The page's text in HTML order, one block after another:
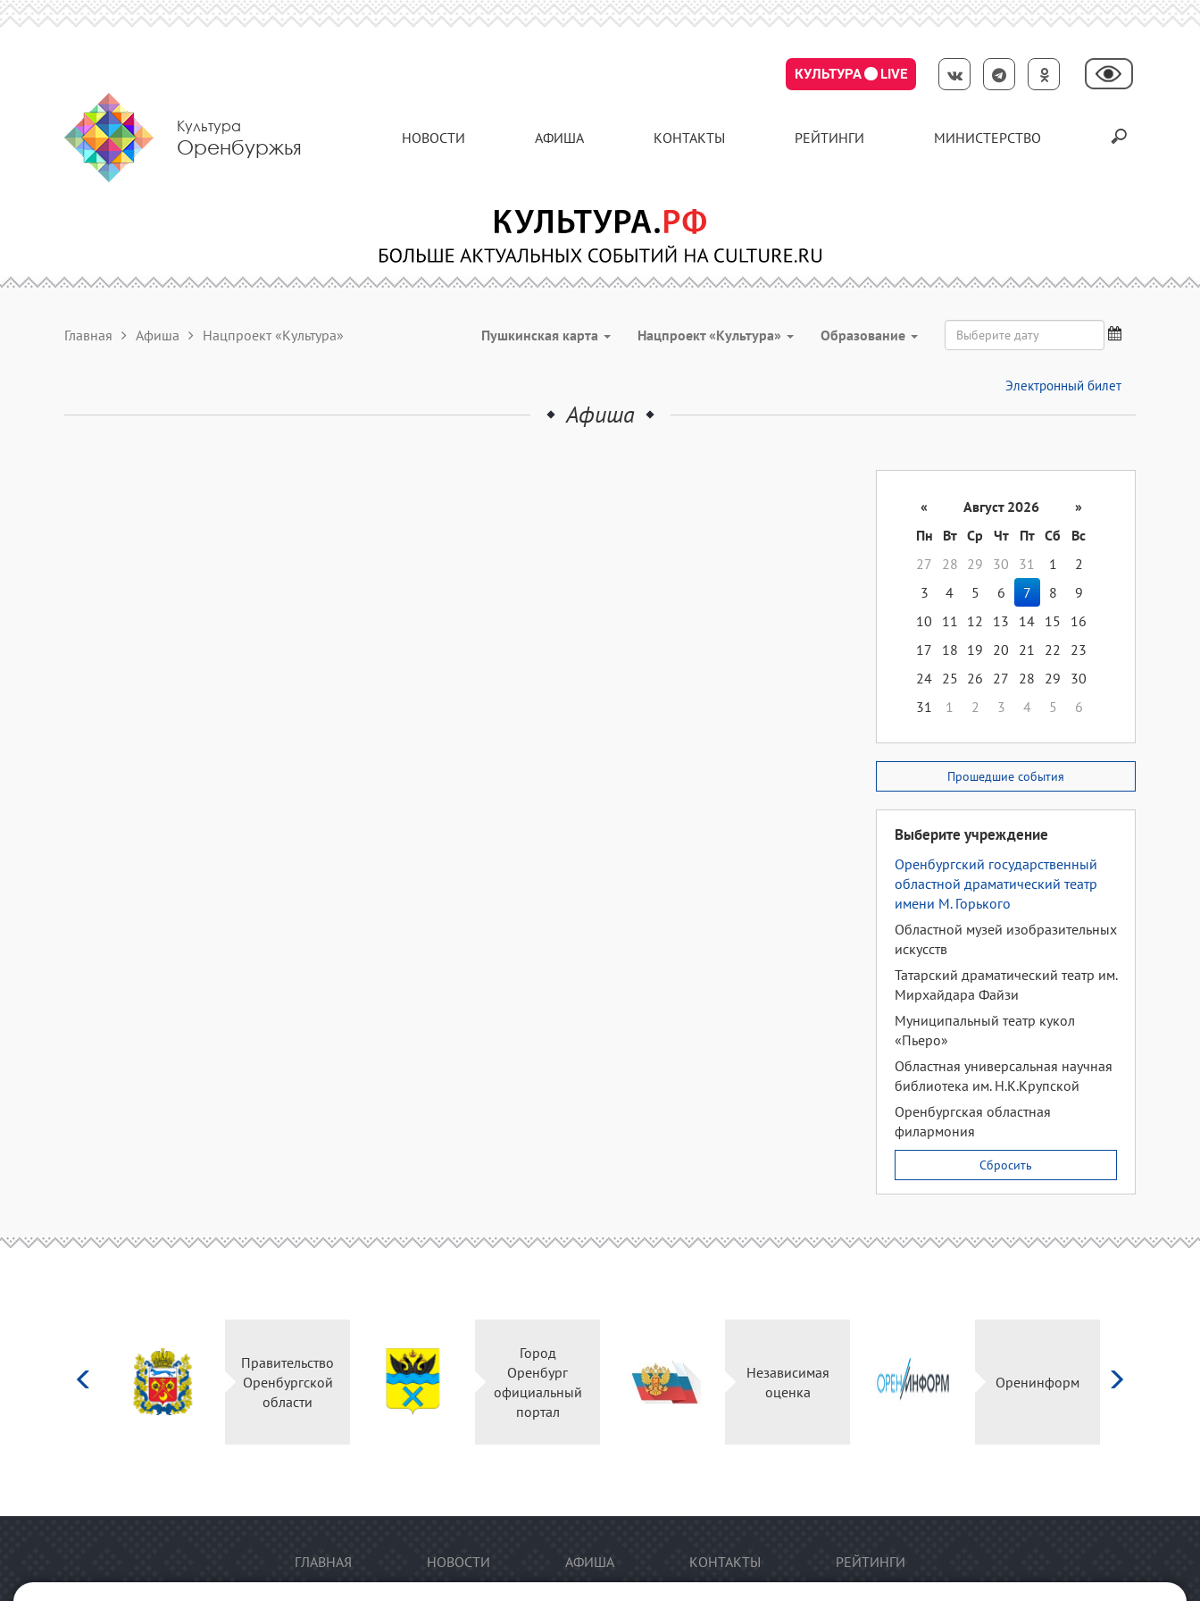
КУЛЬТУРА LIVE
Культура
Оренбуржья НОВОСТИ АФИША КОНТАКТЫ РЕЙТИНГИ МИНИСТЕРСТВО
Главная Афиша Нацпроект «Культура» Пушкинская карта Нацпроект «Культура» Образование
Электронный билет
Афиша
« Август 2026
»
Пн
Вт Ср Чт Пт Сб
Вс
27
28 29 30 31 1
2
3
4 5 6 7 8
9
10
11 12 13 14 15
16
17
18 19 20 21 22
23
24 25 26 27 28 29
30
31
1 2 3 4 5 6
Прошедшие события
Выберите учреждение
Оренбургский государственный
областной драматический театр
имени М. Горького
Областной музей изобразительных
искусств
Татарский драматический театр им.
Мирхайдара Файзи
Муниципальный театр кукол
«Пьеро»
Областная универсальная научная
библиотека им. Н.К.Крупской
Оренбургская областная
филармония
Сбросить
Правительство
Оренбургской
области
Город
Оренбург
официальный
портал
Независимая
оценка
Оренинформ
ГЛАВНАЯ НОВОСТИ АФИША КОНТАКТЫ РЕЙТИНГИ